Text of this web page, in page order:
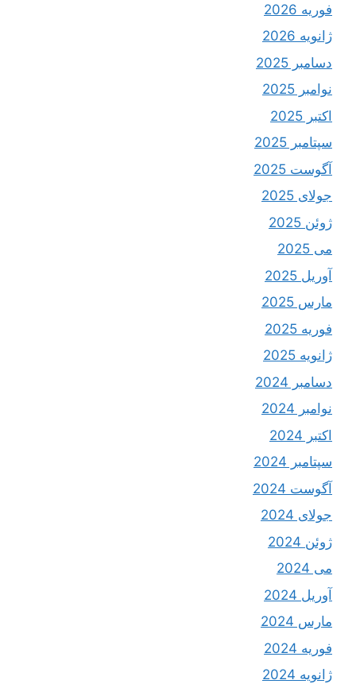
فوریه 2026
ژانویه 2026
دسامبر 2025
نوامبر 2025
اکتبر 2025
سپتامبر 2025
آگوست 2025
جولای 2025
ژوئن 2025
می 2025
آوریل 2025
مارس 2025
فوریه 2025
ژانویه 2025
دسامبر 2024
نوامبر 2024
اکتبر 2024
سپتامبر 2024
آگوست 2024
جولای 2024
ژوئن 2024
می 2024
آوریل 2024
مارس 2024
فوریه 2024
ژانویه 2024